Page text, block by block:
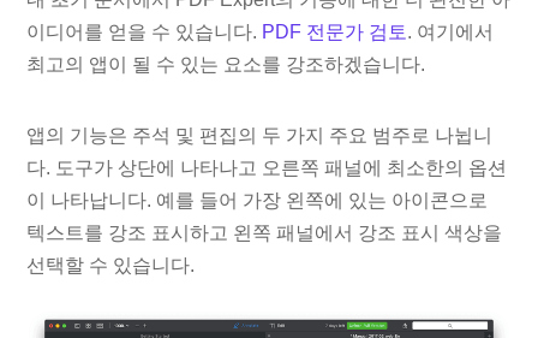
이디어를 얻을 수 있습니다. PDF 전문가 검토. 여기에서
최고의 앱이 될 수 있는 요소를 강조하겠습니다.
앱의 기능은 주석 및 편집의 두 가지 주요 범주로 나뉩니
다. 도구가 상단에 나타나고 오른쪽 패널에 최소한의 옵션
이 나타납니다. 예를 들어 가장 왼쪽에 있는 아이콘으로
텍스트를 강조 표시하고 왼쪽 패널에서 강조 표시 색상을
선택할 수 있습니다.